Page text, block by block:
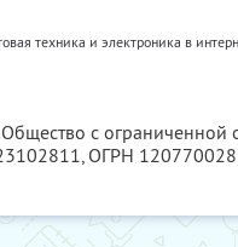
техника и электроника в
с ограниченной
, ОГРН